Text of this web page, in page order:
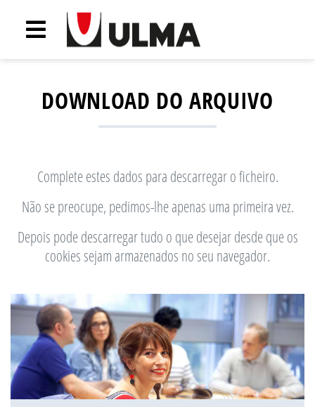
DOWNLOAD DO ARQUIVO
Complete estes dados para descarregar o ficheiro.
Não se preocupe, pedimos-lhe apenas uma primeira vez.
Depois pode descarregar tudo o que desejar desde que os
cookies sejam armazenados no seu navegador.